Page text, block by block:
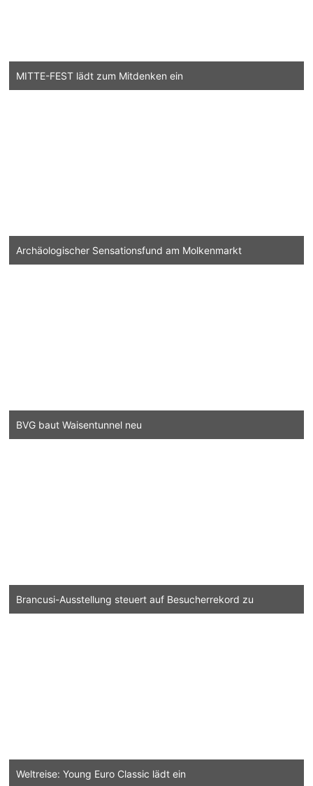
MITTE-FEST lädt zum Mitdenken ein
Archäologischer Sensationsfund am Molkenmarkt
BVG baut Waisentunnel neu
Brancusi-Ausstellung steuert auf Besucherrekord zu
Weltreise: Young Euro Classic lädt ein